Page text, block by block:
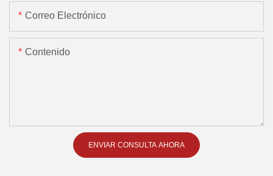
Correo Electrónico
Contenido
ENVIAR CONSULTA AHORA